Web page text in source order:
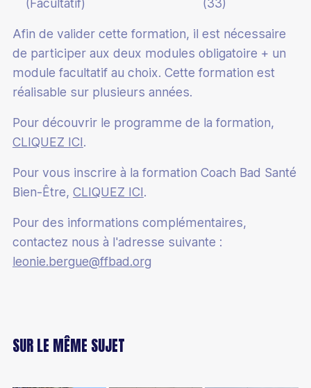
100% Bad
Stop aux violences
Bénévole
(Facultatif)
(33)
Afin de valider cette formation, il est nécessaire
de participer aux deux modules obligatoire + un
module facultatif au choix. Cette formation est
réalisable sur plusieurs années.
Pour découvrir le programme de la formation,
CLIQUEZ ICI.
Pour vous inscrire à la formation Coach Bad Santé
Bien-Être, CLIQUEZ ICI.
Pour des informations complémentaires,
contactez nous à l'adresse suivante :
leonie.bergue@ffbad.org
SUR LE MÊME SUJET